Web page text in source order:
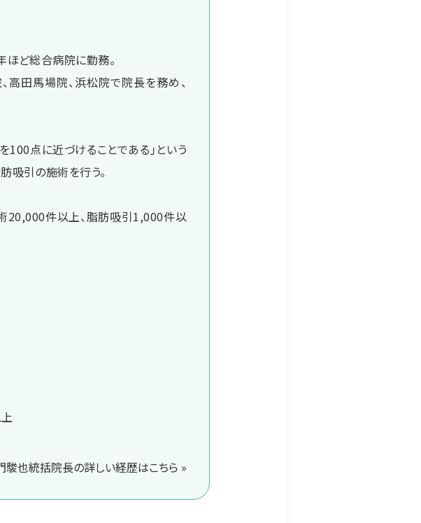
ど総合病院に勤務。
高田馬場院、浜松院で院長を務め、
100点に近づけることである」という
吸引の施術を行う。
20,000件以上、脂肪吸引1,000件以
駿也統括院長の詳しい経歴はこちら »